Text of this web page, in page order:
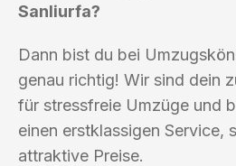
Sanliurfa?
Dann bist du bei
genau richtig! Wir sind dein
für stressfreie Umzüge und
einen erstklassigen Service,
attraktive Preise.